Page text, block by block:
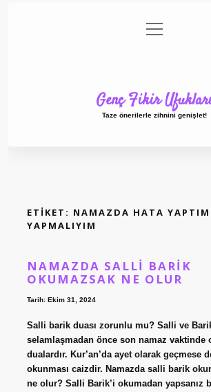
Gizlilik Politikası
menüyü
aç
Genç Fikir
Taze önerilerle zihnini genişlet!
ETIKET: NAMAZDA HATA YAPTIM
YAPMALIYIM
NAMAZDA SALLI BARIK
OKUMAZSAK NE OLUR
Tarih: Ekim 31, 2024
Salli barik duası zorunlu mu? Salli ve
selamlaşmadan önce son namaz vaktinde
dualardır. Kur’an’da ayet olarak geçmese
okunması caizdir. Namazda salli barik
ne olur? Salli Barik’i okumadan yapsanız